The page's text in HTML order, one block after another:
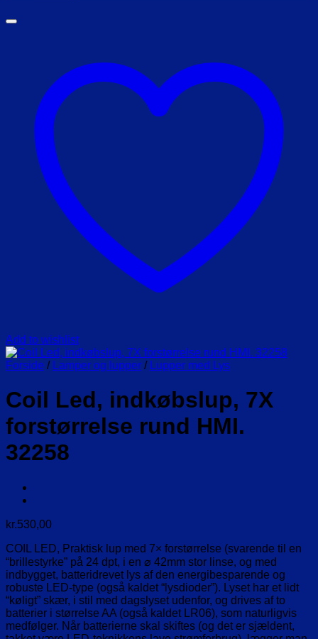
Add to wishlist
Forside / Lamper og lupper / Lupper med Lys
Coil Led, indkøbslup, 7X
forstørrelse rund HMI.
32258
kr.530,00
COIL LED, Praktisk lup med 7× forstørrelse (svarende til en
“brillestyrke” på 24 dpt, i en ⌀ 42mm stor linse, og med
indbygget, batteridrevet lys af den energibesparende og
robuste LED-type (også kaldet “lysdioder”). Lyset har et lidt
“køligt” skær, i stil med dagslyset udenfor, og drives af to
batterier i størrelse AA (også kaldet LR06), som naturligvis
medfølger. Når batterierne skal skiftes (og det er sjældent,